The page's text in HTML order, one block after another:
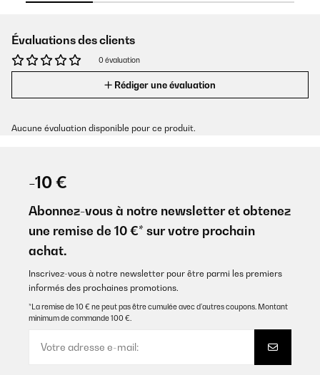
Évaluations des clients
0 évaluation
Rédiger une évaluation
Aucune évaluation disponible pour ce produit.
-10 €
Abonnez-vous à notre newsletter et obtenez
une remise de 10 €* sur votre prochain
achat.
Inscrivez-vous à notre newsletter pour être parmi les premiers
informés des prochaines promotions.
*La remise de 10 € ne peut pas être cumulée avec d’autres coupons. Montant
minimum de commande 100 €.